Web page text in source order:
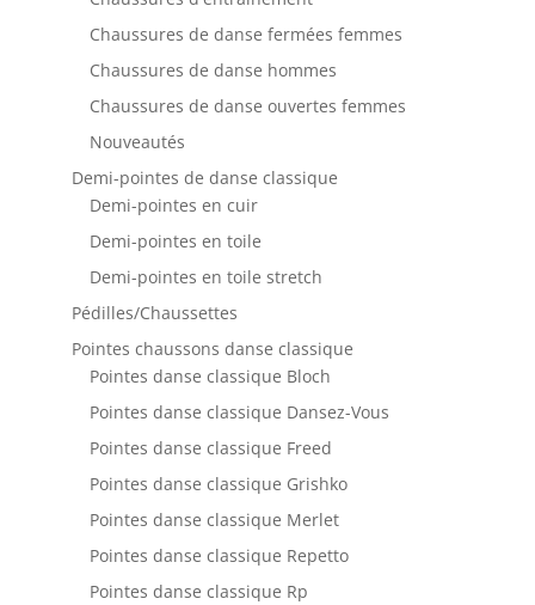
Chaussures de danse fermées femmes
Chaussures de danse hommes
Chaussures de danse ouvertes femmes
Nouveautés
Demi-pointes de danse classique
Demi-pointes en cuir
Demi-pointes en toile
Demi-pointes en toile stretch
Pédilles/Chaussettes
Pointes chaussons danse classique
Pointes danse classique Bloch
Pointes danse classique Dansez-Vous
Pointes danse classique Freed
Pointes danse classique Grishko
Pointes danse classique Merlet
Pointes danse classique Repetto
Pointes danse classique Rp